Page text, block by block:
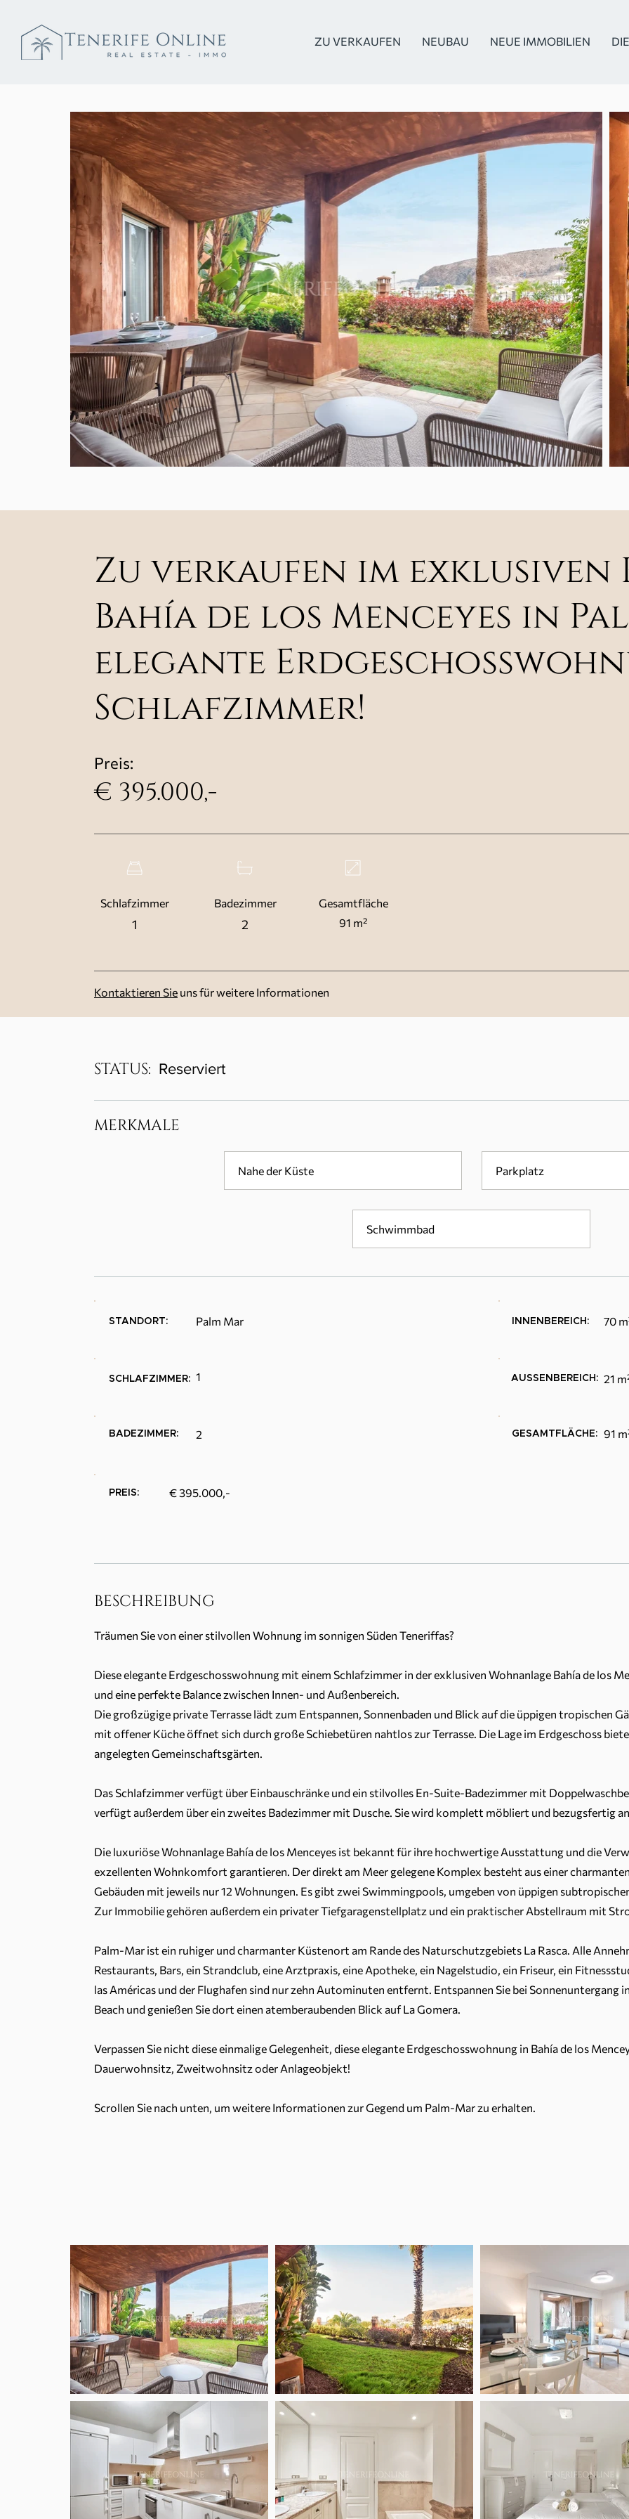
ZU VERKAUFEN NEUBAU NEUE IMMOBILIEN
Zu verkaufen im exklusiven
Bahía de los Menceyes in
elegante
Schlafzimmer!
Preis:
€ 395.000,-
Schlafzimmer
1
Badezimmer
2
Gesamtfläche
91 m²
Kontaktieren Sie uns für weitere Informationen
STATUS: Reserviert
MERKMALE
Nahe der Küste Parkplatz
Schwimmbad
STANDORT: Palm Mar
SCHLAFZIMMER: 1
BADEZIMMER: 2
INNENBEREICH: 70
AUSSENBEREICH: 21
GESAMTFLÄCHE: 91
PREIS: € 395.000,-
BESCHREIBUNG
Träumen Sie von einer stilvollen Wohnung im sonnigen Süden Teneriffas?
Diese elegante Erdgeschosswohnung mit einem Schlafzimmer in der exklusiven Wohnanlage Bahía de los
und eine perfekte Balance zwischen Innen- und Außenbereich.
Die großzügige private Terrasse lädt zum Entspannen, Sonnenbaden und Blick auf die üppigen tropischen
mit offener Küche öffnet sich durch große Schiebetüren nahtlos zur Terrasse. Die Lage im Erdgeschoss
angelegten Gemeinschaftsgärten.
Das Schlafzimmer verfügt über Einbauschränke und ein stilvolles En-Suite-Badezimmer mit
verfügt außerdem über ein zweites Badezimmer mit Dusche. Sie wird komplett möbliert und bezugsfertig
Die luxuriöse Wohnanlage Bahía de los Menceyes ist bekannt für ihre hochwertige Ausstattung und die
exzellenten Wohnkomfort garantieren. Der direkt am Meer gelegene Komplex besteht aus einer
Gebäuden mit jeweils nur 12 Wohnungen. Es gibt zwei Swimmingpools, umgeben von üppigen
Zur Immobilie gehören außerdem ein privater Tiefgaragenstellplatz und ein praktischer Abstellraum mit
Palm-Mar ist ein ruhiger und charmanter Küstenort am Rande des Naturschutzgebiets La Rasca. Alle
Restaurants, Bars, ein Strandclub, eine Arztpraxis, eine Apotheke, ein Nagelstudio, ein Friseur, ein
las Américas und der Flughafen sind nur zehn Autominuten entfernt. Entspannen Sie bei Sonnenuntergang
Beach und genießen Sie dort einen atemberaubenden Blick auf La Gomera.
Verpassen Sie nicht diese einmalige Gelegenheit, diese elegante Erdgeschosswohnung in Bahía de los
Dauerwohnsitz, Zweitwohnsitz oder Anlageobjekt!
Scrollen Sie nach unten, um weitere Informationen zur Gegend um Palm-Mar zu erhalten.